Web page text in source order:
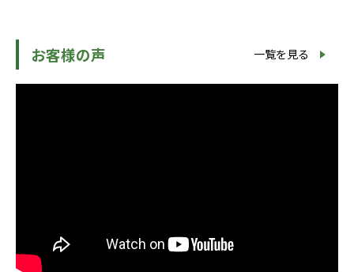
お客様の声 一覧を見る